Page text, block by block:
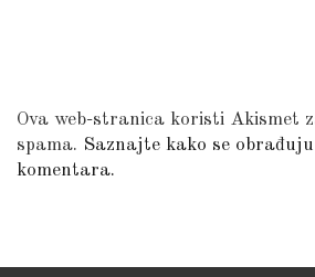
Ova web-stranica koristi Akismet
spama. Saznajte kako se
komentara.